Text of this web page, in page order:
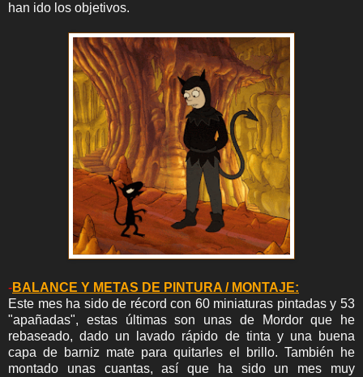
han ido los objetivos.
-BALANCE Y METAS DE PINTURA / MONTAJE:
Este mes ha sido de récord con 60 miniaturas pintadas y 53
"apañadas", estas últimas son unas de Mordor que he
rebaseado, dado un lavado rápido de tinta y una buena
capa de barniz mate para quitarles el brillo. También he
montado unas cuantas, así que ha sido un mes muy